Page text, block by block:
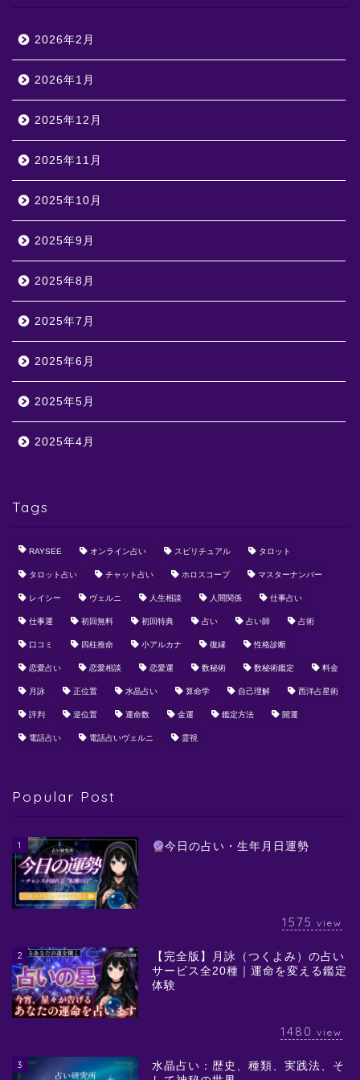
2026年2月
2026年1月
2025年12月
2025年11月
2025年10月
2025年9月
2025年8月
2025年7月
2025年6月
2025年5月
2025年4月
Tags
RAYSEE オンライン占い スピリチュアル タロット
タロット占い チャット占い ホロスコープ マスターナンバー
レイシー ヴェルニ 人生相談 人間関係 仕事占い
仕事運 初回無料 初回特典 占い 占い師 占術
口コミ 四柱推命 小アルカナ 復縁 性格診断
恋愛占い 恋愛相談 恋愛運 数秘術 数秘術鑑定 料金
月詠 正位置 水晶占い 算命学 自己理解 西洋占星術
評判 逆位置 運命数 金運 鑑定方法 開運
電話占い 電話占いヴェルニ 霊視
Popular Post
1 今日の占い・生年月日運勢
1575 view
2
【完全版】月詠（つくよみ）の占い
サービス全20種｜運命を変える鑑定
体験
1480 view
3
水晶占い：歴史、種類、実践法、そ